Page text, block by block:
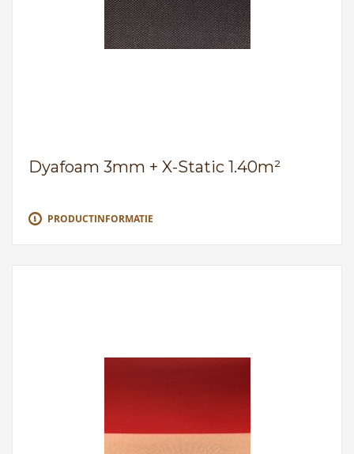
Dyafoam 3mm + X-Static 1.40m²
PRODUCTINFORMATIE